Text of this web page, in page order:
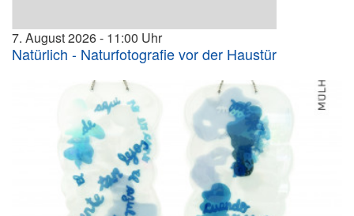
7. August 2026 11:00
Natürlich - Naturfotografie vor der Haustür